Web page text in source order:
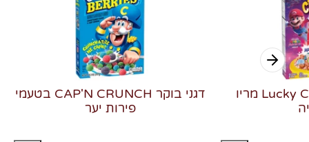
דגני בוקר CAP'N CRUNCH בטעמי
פירות יער
דגני בוקר Lucky Charms מריו